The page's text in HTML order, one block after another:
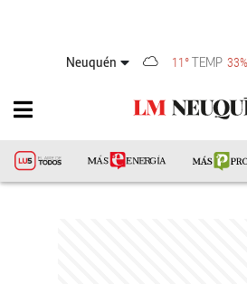
Neuquén 11° TEMP 33%